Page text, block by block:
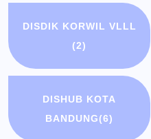
DISDIK KORWIL VLLL
(2)
DISHUB KOTA
BANDUNG(6)